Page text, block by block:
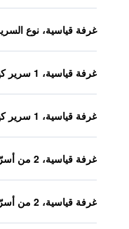
غرفة قياسية، نوع
غرفة قياسية، 1 سرير كينغ
غرفة قياسية، 1 سرير كينغ
غرفة قياسية، 2 من أسرّة الكوين
غرفة قياسية، 2 من أسرّة الكوين